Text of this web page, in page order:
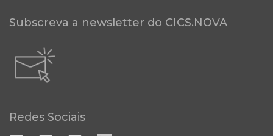
Subscreva a newsletter do CICS.NOVA
Redes Sociais